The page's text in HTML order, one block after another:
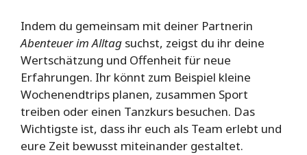
Indem du gemeinsam mit deiner Partnerin
Abenteuer im Alltag suchst, zeigst du ihr deine
Wertschätzung und Offenheit für neue
Erfahrungen. Ihr könnt zum Beispiel kleine
Wochenendtrips planen, zusammen Sport
treiben oder einen Tanzkurs besuchen. Das
Wichtigste ist, dass ihr euch als Team erlebt und
eure Zeit bewusst miteinander gestaltet.